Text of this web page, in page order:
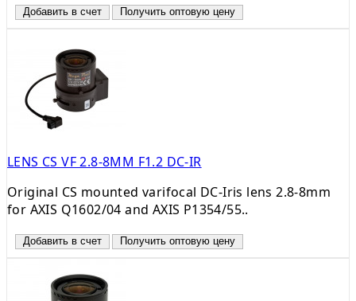
Добавить в счет Получить оптовую цену
LENS CS VF 2.8-8MM F1.2 DC-IR
Original CS mounted varifocal DC-Iris lens 2.8-8mm
for AXIS Q1602/04 and AXIS P1354/55..
Добавить в счет Получить оптовую цену